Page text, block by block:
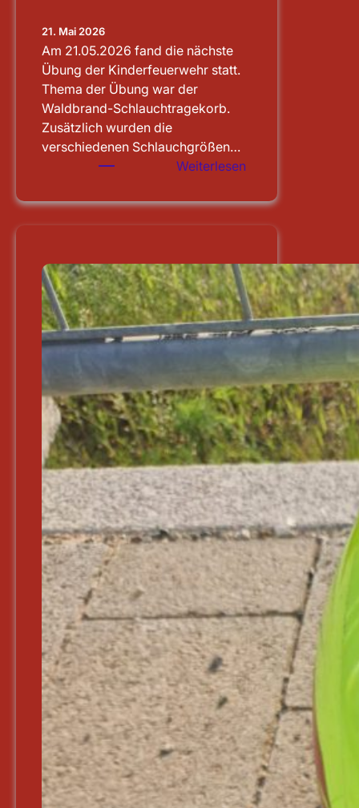
21. Mai 2026
Am 21.05.2026 fand die nächste
Übung der Kinderfeuerwehr statt.
Thema der Übung war der
Waldbrand-Schlauchtragekorb.
Zusätzlich wurden die
verschiedenen Schlauchgrößen…
Weiterlesen
unserer